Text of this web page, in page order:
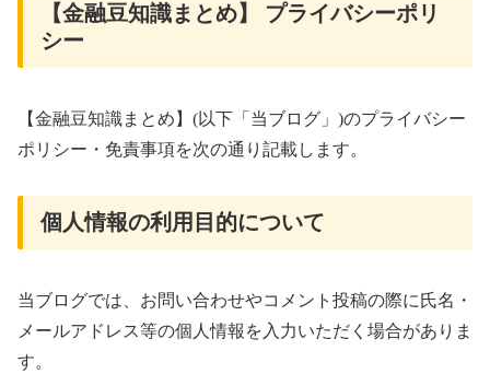
【金融豆知識まとめ】 プライバシーポリ
シー
【金融豆知識まとめ】(以下「当ブログ」)のプライバシー
ポリシー・免責事項を次の通り記載します。
個人情報の利用目的について
当ブログでは、お問い合わせやコメント投稿の際に氏名・
メールアドレス等の個人情報を入力いただく場合がありま
す。